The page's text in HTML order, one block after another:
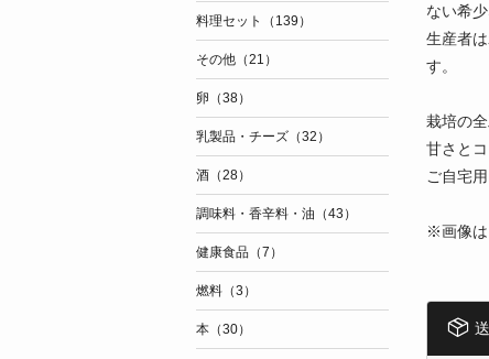
ない希少
生産者
す。
栽培の
甘さと
ご自宅
※画像は
料理セット（139）
その他（21）
卵（38）
乳製品・チーズ（32）
酒（28）
調味料・香辛料・油（43）
健康食品（7）
燃料（3）
本（30）